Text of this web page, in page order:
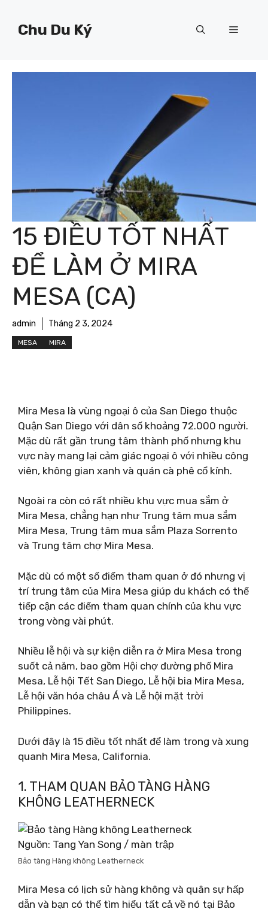
Chu Du Ký Menu
15 ĐIỀU TỐT NHẤT
ĐỂ LÀM Ở MIRA
MESA (CA)
admin Tháng 2 3, 2024
MESA MIRA
Mira Mesa là vùng ngoại ô của San Diego thuộc
Quận San Diego với dân số khoảng 72.000 người.
Mặc dù rất gần trung tâm thành phố nhưng khu
vực này mang lại cảm giác ngoại ô với nhiều công
viên, không gian xanh và quán cà phê cổ kính.
Ngoài ra còn có rất nhiều khu vực mua sắm ở
Mira Mesa, chẳng hạn như Trung tâm mua sắm
Mira Mesa, Trung tâm mua sắm Plaza Sorrento
và Trung tâm chợ Mira Mesa.
Mặc dù có một số điểm tham quan ở đó nhưng vị
trí trung tâm của Mira Mesa giúp du khách có thể
tiếp cận các điểm tham quan chính của khu vực
trong vòng vài phút.
Nhiều lễ hội và sự kiện diễn ra ở Mira Mesa trong
suốt cả năm, bao gồm Hội chợ đường phố Mira
Mesa, Lễ hội Tết San Diego, Lễ hội bia Mira Mesa,
Lễ hội văn hóa châu Á và Lễ hội mặt trời
Philippines.
Dưới đây là 15 điều tốt nhất để làm trong và xung
quanh Mira Mesa, California.
1. THAM QUAN BẢO TÀNG HÀNG
KHÔNG LEATHERNECK
Nguồn: Tang Yan Song / màn trập
Bảo tàng Hàng không Leatherneck
Mira Mesa có lịch sử hàng không và quân sự hấp
dẫn và bạn có thể tìm hiểu tất cả về nó tại Bảo